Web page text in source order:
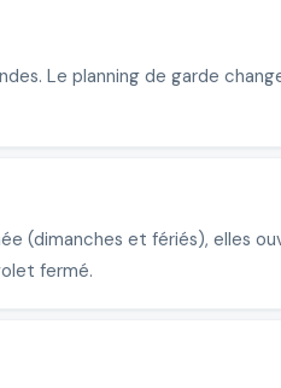
Le planning de garde
(dimanches et fériés), elles
fermé.